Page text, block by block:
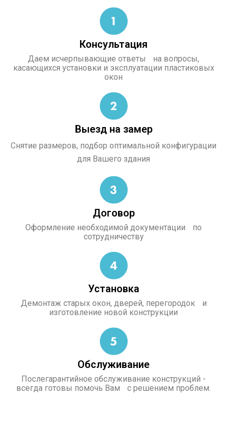
Консультация
Даем исчерпывающие ответы на вопросы,
касающихся установки и эксплуатации пластиковых
окон
Выезд на замер
Снятие размеров, подбор оптимальной конфигурации
для Вашего здания
Договор
Оформление необходимой документации по
сотрудничеству
Установка
Демонтаж старых окон, дверей, перегородок и
изготовление новой конструкции
Обслуживание
Послегарантийное обслуживание конструкций -
всегда готовы помочь Вам с решением проблем.